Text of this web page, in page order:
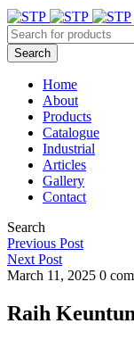
Home
About
Products
Catalogue
Industrial
Articles
Gallery
Contact
Search
Previous Post
Next Post
March 11, 2025 0
Raih